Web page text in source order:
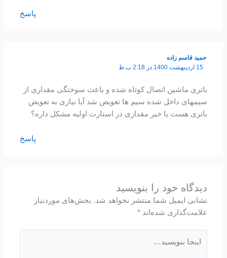
پاسخ
حمید قاسم زاده
15 اردیبهشت 1400 در 2:18 ب.ظ
باتری ماشین اتصال کوتاه شده و باعث سوختگی مقداری از
سیمهای داخل شده سیم ها تعویض شد آیا نیازی به تعویض
باتری هست یا خیر مقداری در استارت اولیه مشکل داره؟
پاسخ
دیدگاه‌ خود را بنویسید
نشانی ایمیل شما منتشر نخواهد شد. بخش‌های موردنیاز
علامت‌گذاری شده‌اند*
بنویسید…